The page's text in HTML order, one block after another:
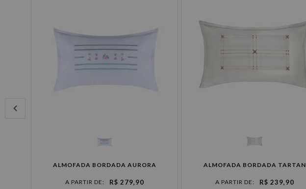
ALMOFADA BORDADA AURORA
R$ 279,90
ALMOFADA BORDADA TARTAN
R$ 239,90